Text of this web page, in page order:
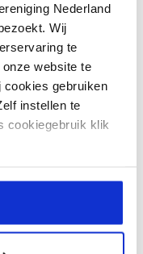
Nederland
Wij
te
website te
cookies gebruiken
instellen te
cookiegebruik klik
een
bacteriën en
een